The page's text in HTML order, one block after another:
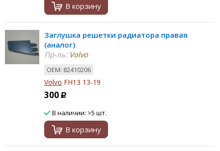
В корзину
Заглушка решетки радиатора правая
(аналог)
Пр-ль:Volvo
ОЕМ: 82410206
Volvo FH13 13-19
300 Р
В наличии: >5 шт.
В корзину